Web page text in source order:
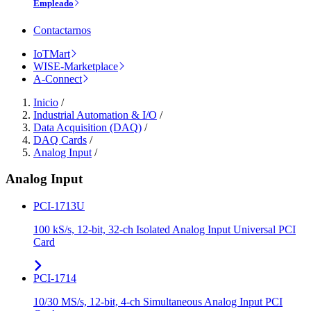
Empleado
Contactarnos
IoTMart
WISE-Marketplace
A-Connect
Inicio /
Industrial Automation & I/O /
Data Acquisition (DAQ) /
DAQ Cards /
Analog Input /
Analog Input
PCI-1713U
100 kS/s, 12-bit, 32-ch Isolated Analog Input Universal PCI
Card
PCI-1714
10/30 MS/s, 12-bit, 4-ch Simultaneous Analog Input PCI